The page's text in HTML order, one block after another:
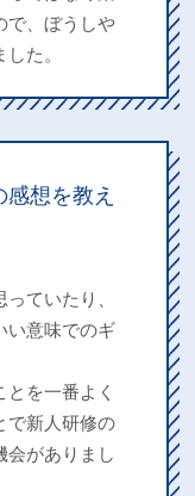
で、ぼうしや
た。
想を教え
ていたり、
い意味でのギ
を一番よく
で新人研修の
会がありまし